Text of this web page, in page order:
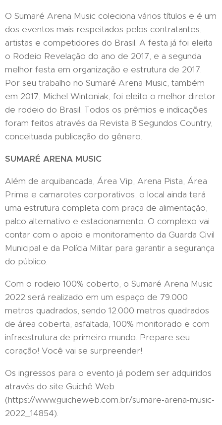
O Sumaré Arena Music coleciona vários títulos e é um
dos eventos mais respeitados pelos contratantes,
artistas e competidores do Brasil. A festa já foi eleita
o Rodeio Revelação do ano de 2017, e a segunda
melhor festa em organização e estrutura de 2017.
Por seu trabalho no Sumaré Arena Music, também
em 2017, Michel Wintoniak, foi eleito o melhor diretor
de rodeio do Brasil. Todos os prêmios e indicações
foram feitos através da Revista 8 Segundos Country,
conceituada publicação do gênero.
SUMARÉ ARENA MUSIC
Além de arquibancada, Área Vip, Arena Pista, Área
Prime e camarotes corporativos, o local ainda terá
uma estrutura completa com praça de alimentação,
palco alternativo e estacionamento. O complexo vai
contar com o apoio e monitoramento da Guarda Civil
Municipal e da Polícia Militar para garantir a segurança
do público.
Com o rodeio 100% coberto, o Sumaré Arena Music
2022 será realizado em um espaço de 79.000
metros quadrados, sendo 12.000 metros quadrados
de área coberta, asfaltada, 100% monitorado e com
infraestrutura de primeiro mundo. Prepare seu
coração! Você vai se surpreender!
Os ingressos para o evento já podem ser adquiridos
através do site Guichê Web
(https://www.guicheweb.com.br/sumare-arena-music-
2022_14854).